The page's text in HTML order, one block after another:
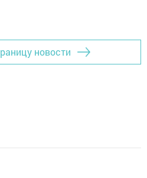
новости